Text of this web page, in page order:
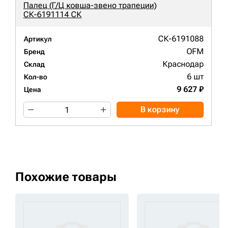
Палец (Г/Ц ковша-звено трапеции)
СК-6191114 СК
Артикул СК-6191088
Бренд OFM
Склад Краснодар
Кол-во 6 шт
Цена 9 627 ₽
В корзину
Похожие товары